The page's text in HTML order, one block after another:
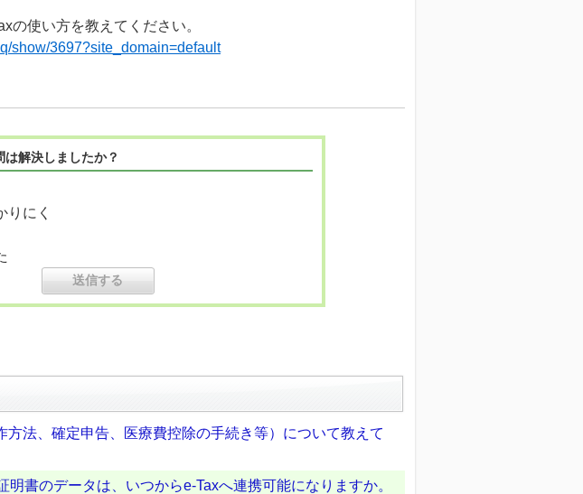
の使い方を教えてください。
show/3697?site_domain=default
解決しましたか？
りにく
方法、確定申告、医療費控除の手続き等）について教えて
明書のデータは、いつからe-Taxへ連携可能になりますか。